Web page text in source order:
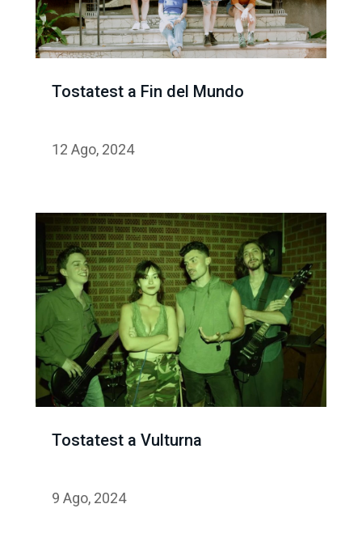
Tostatest a Fin del Mundo
12 Ago, 2024
Tostatest a Vulturna
9 Ago, 2024